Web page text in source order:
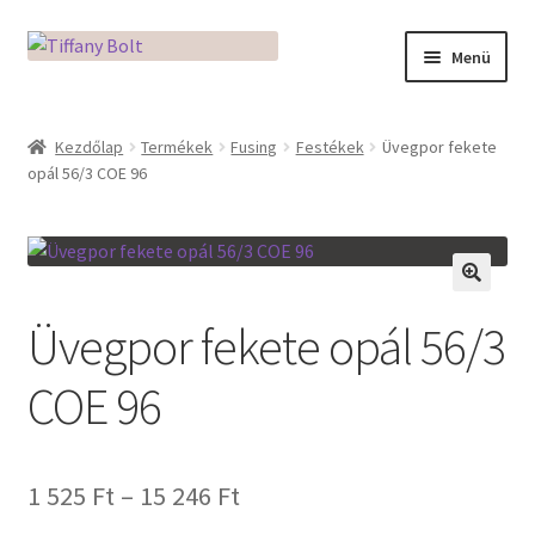
Ugrás
Kilépés
Menü
Adatkezelési tájékoztató
Az üveg világa / Workshopok
Fusingkemence beüzemelése
Hogyan használd a Mikro Boxot
Mozaik készítés
Kezdőlap Termékek Fusing Festékek
Üvegpor fekete
opál 56/3 COE 96
Üvegpor fekete opál 56/3
COE 96
1 525 Ft – 15 246 FtÁrtartomány: